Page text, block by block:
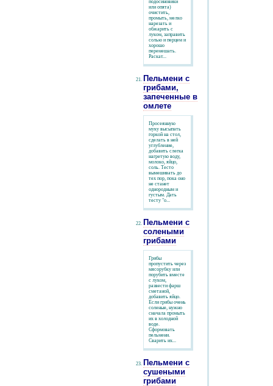
подосиновики
или опята)
очистить,
промыть, мелко
нарезать и
обжарить с
луком, заправить
солью и перцем и
хорошо
перемешать.
Раскат...
Пельмени с
грибами,
запеченные в
омлете
Просеянную
муку высыпать
горкой на стол,
сделать в ней
углубление,
добавить слегка
нагретую воду,
молоко, яйцо,
соль. Тесто
вымешивать до
тех пор, пока оно
не станет
однородным и
густым. Дать
тесту "о...
Пельмени с
солеными
грибами
Грибы
пропустить через
мясорубку или
порубить вместе
с луком,
развести фарш
сметаной,
добавить яйцо.
Если грибы очень
соленые, нужно
сначала промыть
их в холодной
воде.
Сформовать
пельмени.
Сварить их...
Пельмени с
сушеными
грибами